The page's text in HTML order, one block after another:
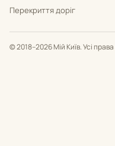
Перекриття доріг
© 2018–2026 Мій Київ. Усі